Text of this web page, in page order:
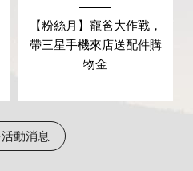
【粉絲月】寵爸大作戰，
帶三星手機來店送配件購
物金
動消息